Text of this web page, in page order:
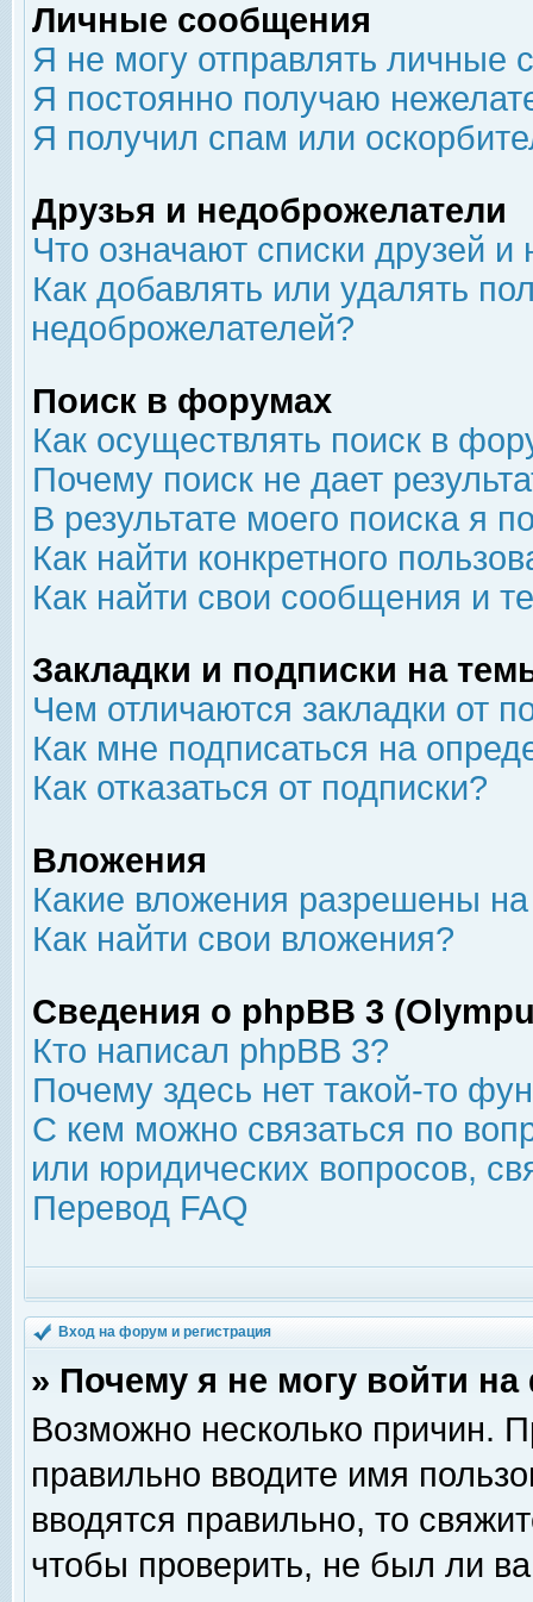
Личные сообщения
Я не могу отправлять личные
Я постоянно получаю
Я получил спам или
Друзья и недоброжелатели
Что означают списки друзей
Как добавлять или удалять
недоброжелателей?
Поиск в форумах
Как осуществлять поиск в
Почему поиск не дает
В результате моего поиска я
Как найти конкретного
Как найти свои сообщения и
Закладки и подписки на
Чем отличаются закладки от
Как мне подписаться на
Как отказаться от подписки?
Вложения
Какие вложения разрешены
Как найти свои вложения?
Сведения о phpBB 3
Кто написал phpBB 3?
Почему здесь нет такой-то
С кем можно связаться по
или юридических вопросов,
Перевод FAQ
Вход на форум и регистрация
» Почему я не могу войти
Возможно несколько причин.
правильно вводите имя
вводятся правильно, то
чтобы проверить, не был ли